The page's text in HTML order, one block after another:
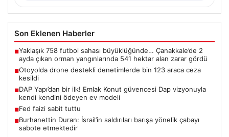
Son Eklenen Haberler
■Yaklaşık 758 futbol sahası büyüklüğünde… Çanakkale’de 2
ayda çıkan orman yangınlarında 541 hektar alan zarar gördü
■Otoyolda drone destekli denetimlerde bin 123 araca ceza
kesildi
■DAP Yapı’dan bir ilk! Emlak Konut güvencesi Dap vizyonuyla
kendi kendini ödeyen ev modeli
■Fed faizi sabit tuttu
■Burhanettin Duran: İsrail’in saldırıları barışa yönelik çabayı
sabote etmektedir